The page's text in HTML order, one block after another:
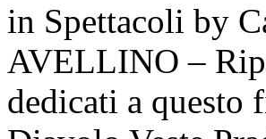
in Spettacoli by
AVELLINO –
dedicati a questo